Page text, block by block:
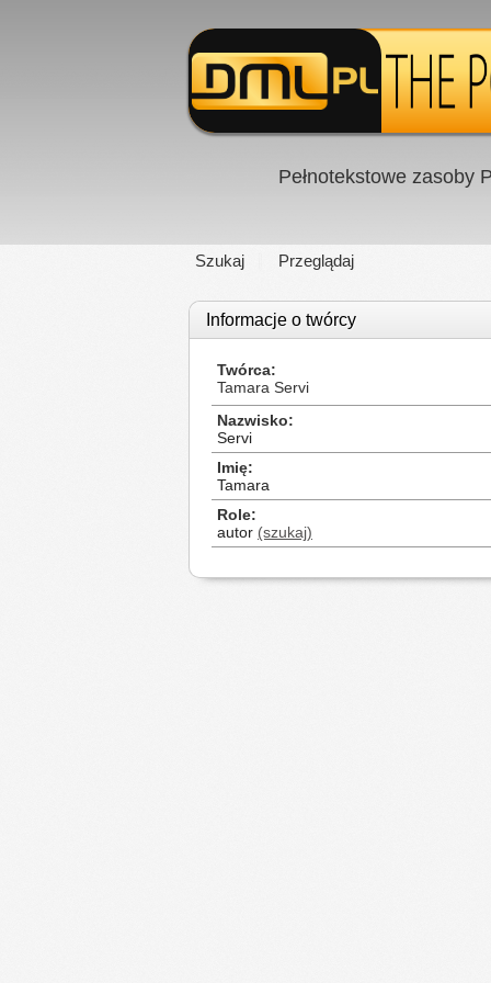
Pełnotekstowe zasoby
Szukaj Przeglądaj
Informacje o twórcy
Twórca
Tamara Servi
Nazwisko
Servi
Imię
Tamara
Role
autor (szukaj)